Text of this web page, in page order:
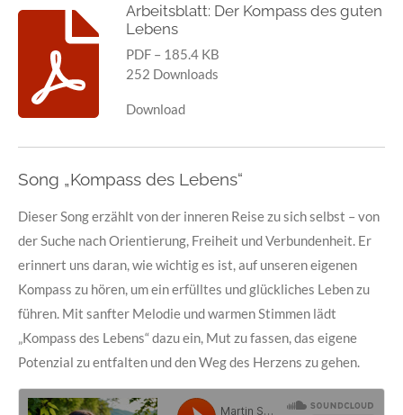
Arbeitsblatt: Der Kompass des guten
Lebens
PDF – 185.4 KB
252 Downloads
Download
Song „Kompass des Lebens“
Dieser Song erzählt von der inneren Reise zu sich selbst – von
der Suche nach Orientierung, Freiheit und Verbundenheit. Er
erinnert uns daran, wie wichtig es ist, auf unseren eigenen
Kompass zu hören, um ein erfülltes und glückliches Leben zu
führen. Mit sanfter Melodie und warmen Stimmen lädt
„Kompass des Lebens“ dazu ein, Mut zu fassen, das eigene
Potenzial zu entfalten und den Weg des Herzens zu gehen.